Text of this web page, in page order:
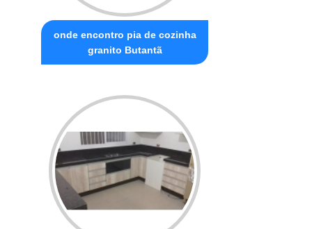
onde encontro pia de cozinha
granito Butantã